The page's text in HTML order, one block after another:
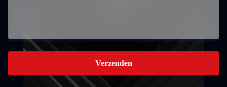
Verzenden